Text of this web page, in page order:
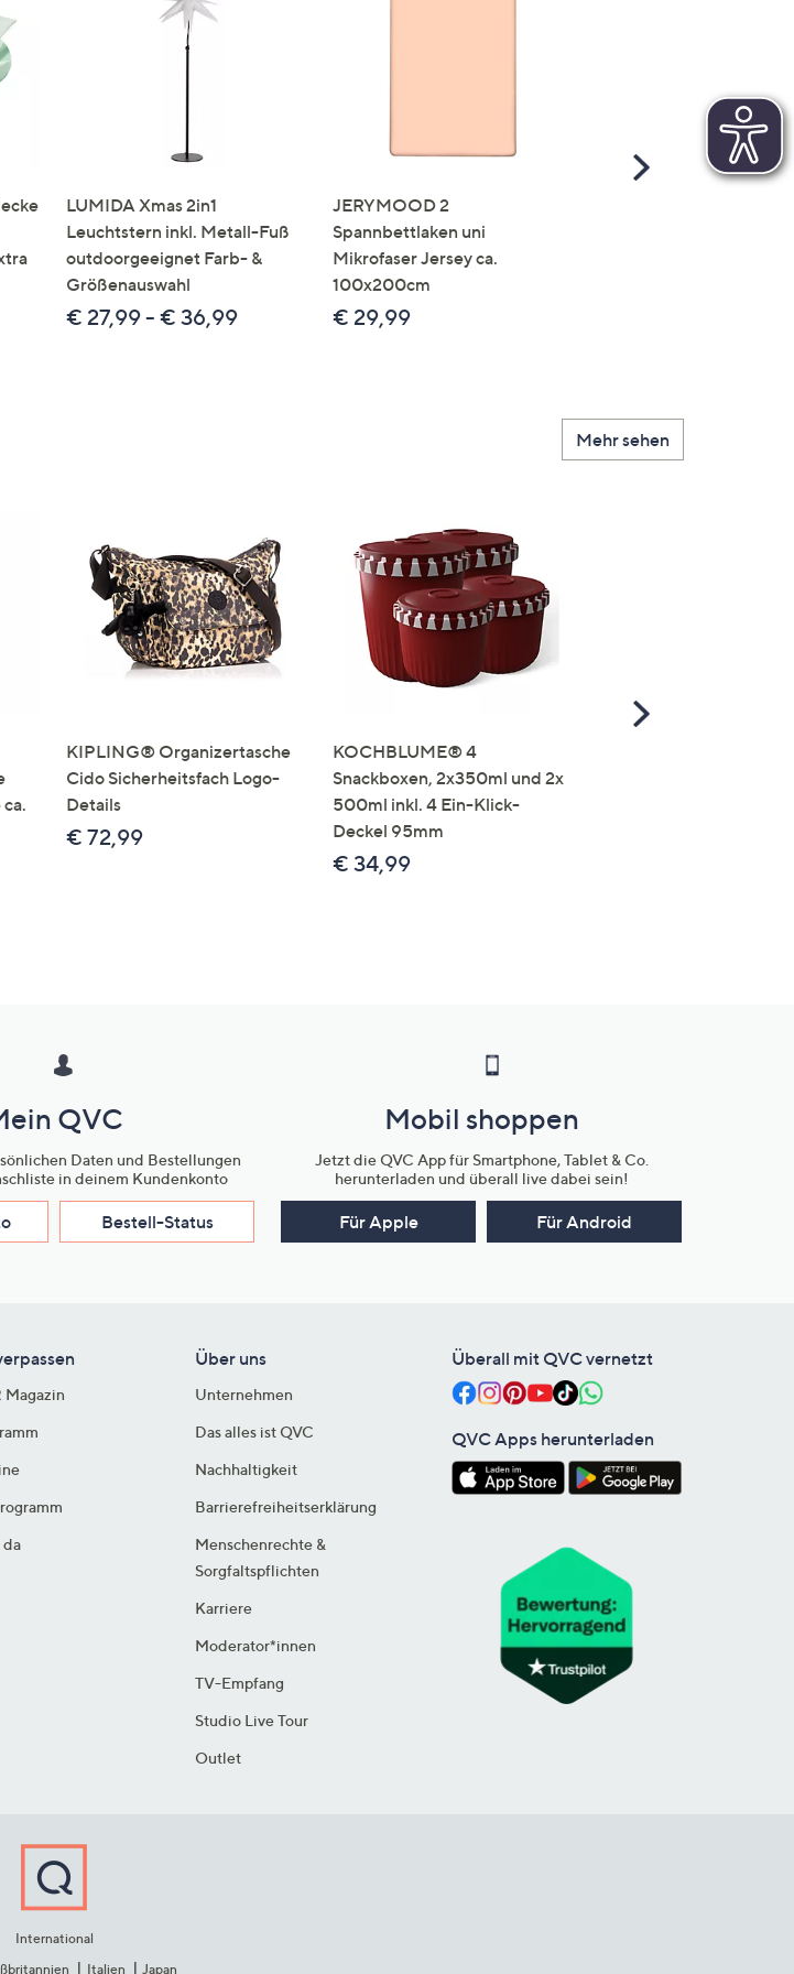
LUMIDA Xmas 2in1
Leuchtstern inkl. Metall-Fuß
outdoorgeeignet Farb- &
Größenauswahl
€ 27,99 - € 36,99
JERYMOOD 2
Spannbettlaken uni
Mikrofaser Jersey ca.
100x200cm
€ 29,99
Scroll
Mehr sehen
KIPLING® Organizertasche
Cido Sicherheitsfach Logo-
Details
€ 72,99
KOCHBLUME® 4
Snackboxen, 2x350ml und 2x
500ml inkl. 4 Ein-Klick-
Deckel 95mm
€ 34,99
Scroll
QVC
Daten und Bestellungen
in deinem Kundenkonto
Bestell-Status
Mobil shoppen
Jetzt die QVC App für Smartphone, Tablet & Co.
herunterladen und überall live dabei sein!
Für Apple Für Android
Magazin
da
Über uns
Unternehmen
Das alles ist QVC
Nachhaltigkeit
Barrierefreiheitserklärung
Menschenrechte &
Sorgfaltspflichten
Karriere
Moderator*innen
TV-Empfang
Studio Live Tour
Outlet
Überall mit QVC vernetzt
QVC Apps herunterladen
International
Italien Japan